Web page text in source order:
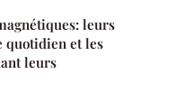
leurs
quotidien et les
leurs